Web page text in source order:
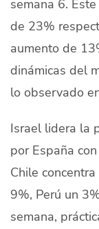
Mercados
Contacto
semana 6.
de 23%
aumento de
dinámicas del
lo observado
Israel lidera la
por España
Chile
9%, Perú un
semana,